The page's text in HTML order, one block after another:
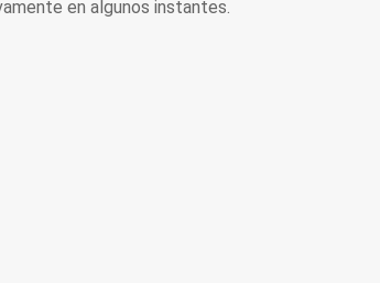
en algunos instantes.